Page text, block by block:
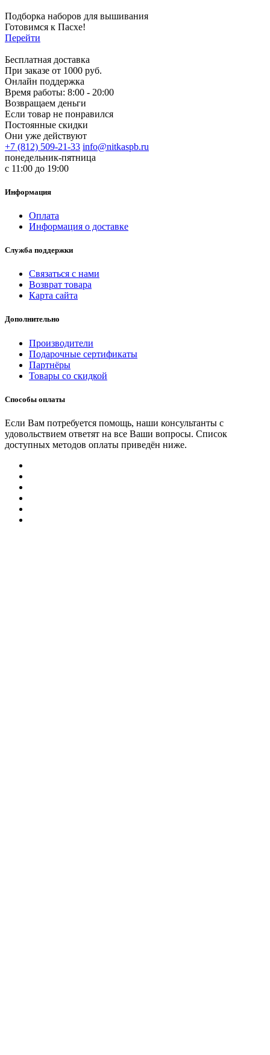
Подборка наборов для вышивания
Готовимся к Пасхе!
Перейти
Бесплатная доставка
При заказе от 1000 руб.
Онлайн поддержка
Время работы: 8:00 - 20:00
Возвращаем деньги
Если товар не понравился
Постоянные скидки
Они уже действуют
+7 (812) 509-21-33 info@nitkaspb.ru
понедельник-пятница
с 11:00 до 19:00
Информация
Оплата
Информация о доставке
Служба поддержки
Связаться с нами
Возврат товара
Карта сайта
Дополнительно
Производители
Подарочные сертификаты
Партнёры
Товары со скидкой
Способы оплаты
Если Вам потребуется помощь, наши консультанты с
удовольствием ответят на все Ваши вопросы. Список
доступных методов оплаты приведён ниже.